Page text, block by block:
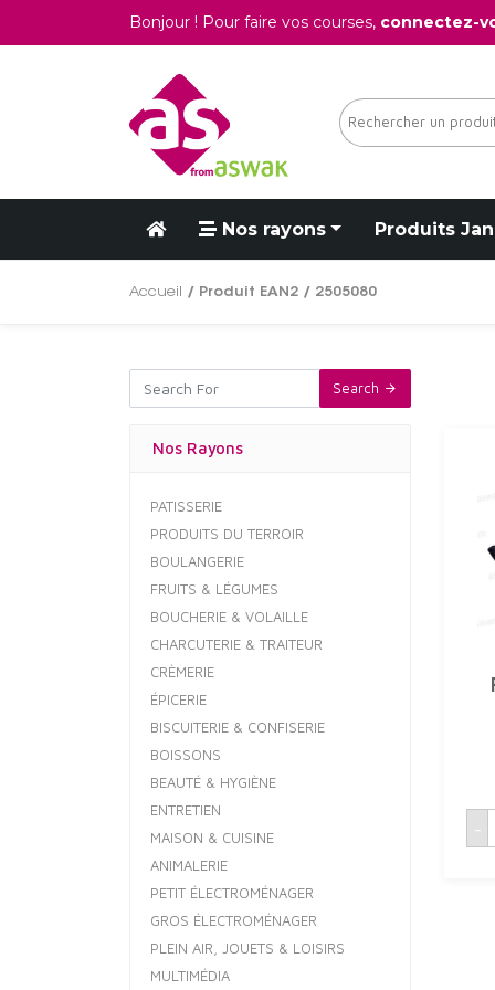
Bonjour ! Pour faire vos courses, connectez-
Nos rayons Produits
Accueil / Produit EAN2 / 2505080
Search
Nos Rayons
PATISSERIE
PRODUITS DU TERROIR
BOULANGERIE
FRUITS & LÉGUMES
BOUCHERIE & VOLAILLE
CHARCUTERIE & TRAITEUR
CRÈMERIE
ÉPICERIE
BISCUITERIE & CONFISERIE
BOISSONS
BEAUTÉ & HYGIÈNE
ENTRETIEN
MAISON & CUISINE
ANIMALERIE
PETIT ÉLECTROMÉNAGER
GROS ÉLECTROMÉNAGER
PLEIN AIR, JOUETS & LOISIRS
MULTIMÉDIA
-